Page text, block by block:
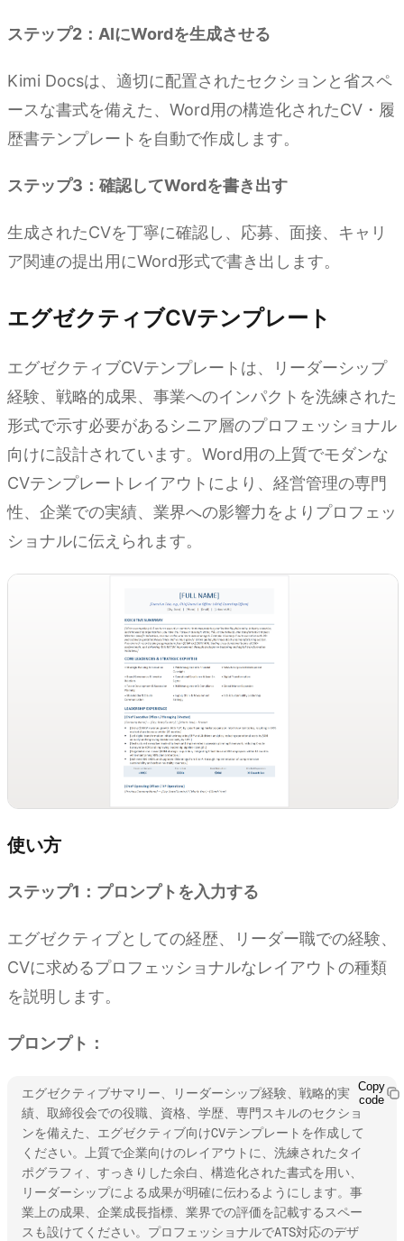
ステップ2：AIにWordを生成させる
Kimi Docsは、適切に配置されたセクションと省スペ
ースな書式を備えた、Word用の構造化されたCV・履
歴書テンプレートを自動で作成します。
ステップ3：確認してWordを書き出す
生成されたCVを丁寧に確認し、応募、面接、キャリ
ア関連の提出用にWord形式で書き出します。
エグゼクティブCVテンプレート
エグゼクティブCVテンプレートは、リーダーシップ
経験、戦略的成果、事業へのインパクトを洗練された
形式で示す必要があるシニア層のプロフェッショナル
向けに設計されています。Word用の上質でモダンな
CVテンプレートレイアウトにより、経営管理の専門
性、企業での実績、業界への影響力をよりプロフェッ
ショナルに伝えられます。
使い方
ステップ1：プロンプトを入力する
エグゼクティブとしての経歴、リーダー職での経験、
CVに求めるプロフェッショナルなレイアウトの種類
を説明します。
プロンプト：
エグゼクティブサマリー、リーダーシップ経験、戦略的実
績、取締役会での役職、資格、学歴、専門スキルのセクショ
ンを備えた、エグゼクティブ向けCVテンプレートを作成して
ください。上質で企業向けのレイアウトに、洗練されたタイ
ポグラフィ、すっきりした余白、構造化された書式を用い、
リーダーシップによる成果が明確に伝わるようにします。事
業上の成果、企業成長指標、業界での評価を記載するスペー
スも設けてください。プロフェッショナルでATS対応のデザ
Copy
code